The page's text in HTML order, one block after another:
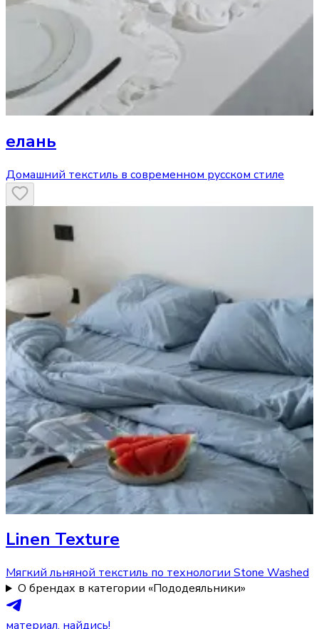
елань
Домашний текстиль в современном русском стиле
Linen Texture
Мягкий льняной текстиль по технологии Stone Washed
О брендах в категории «Пододеяльники»
материал, найдись!